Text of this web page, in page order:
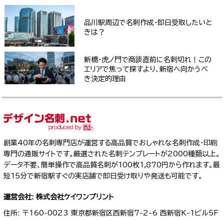
品川駅周辺で名刺作成・即日受取したいと
きは？
新橋・虎ノ門で商談直前に名刺切れ！この
エリアで焦って探すより、新宿へ向かうべ
き決定的理由
創業40年の名刺専門店が運営する高品質でおしゃれな名刺作成・印刷
専門の通販サイトです。厳選された名刺テンプレートが2000種類以上。
データ不要、簡単操作で高品質名刺が100枚1,870円から作れます。最
短15分で新宿駅すぐの実店舗で即日受け取りや発送も可能です。
運営会社: 株式会社ケイワンプリント
住所: 〒160-0023 東京都新宿区西新宿7-2-6 西新宿K-1ビル5F